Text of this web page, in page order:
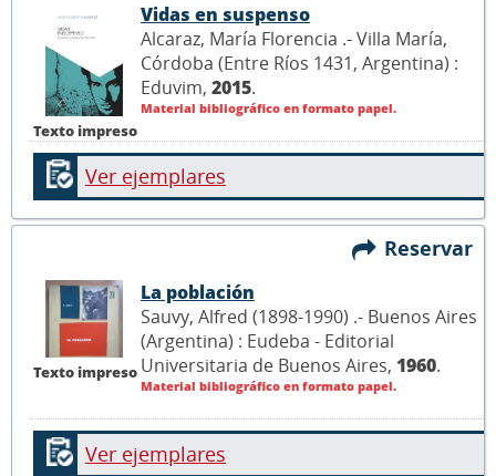
Texto impreso
Vidas en suspenso
Alcaraz, María Florencia .- Villa María,
Córdoba (Entre Ríos 1431, Argentina) :
Eduvim, 2015.
Material bibliográfico en formato papel.
Ver ejemplares
Reservar
Texto impreso
La población
Sauvy, Alfred (1898-1990) .- Buenos Aires
(Argentina) : Eudeba - Editorial
Universitaria de Buenos Aires, 1960.
Material bibliográfico en formato papel.
Ver ejemplares